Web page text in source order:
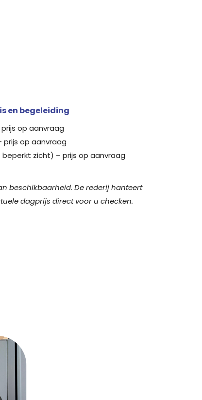
en begeleiding
op aanvraag
op aanvraag
zicht) – prijs op aanvraag
beschikbaarheid. De rederij hanteert
dagprijs direct voor u checken.